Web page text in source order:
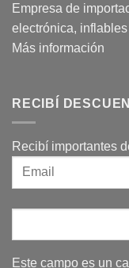
Empresa de
electrónica,
Más información
RECIBÍ
Recibí importantes
Este campo es un